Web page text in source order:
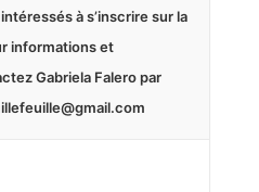
à s’inscrire sur la
informations et
Gabriela Falero par